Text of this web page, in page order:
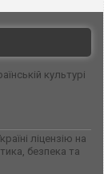
культурі
ліцензію на
безпека та